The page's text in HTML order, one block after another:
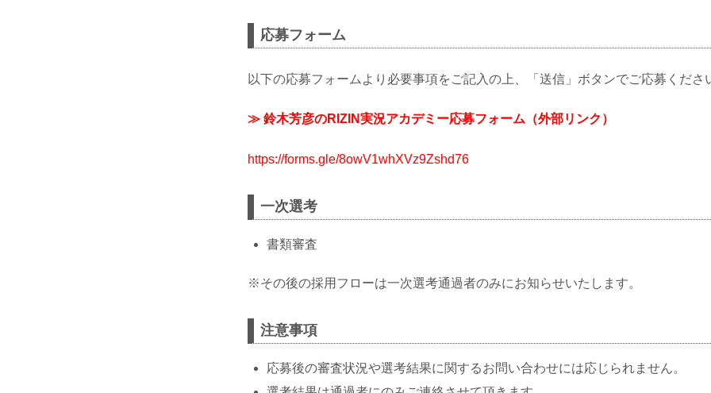
応募フォーム
以下の応募フォームより必要事項をご記入の上、「送信」ボタンでご応募くださ
≫ 鈴木芳彦のRIZIN実況アカデミー応募フォーム（外部リンク）
https://forms.gle/8owV1whXVz9Zshd76
一次選考
書類審査
※その後の採用フローは一次選考通過者のみにお知らせいたします。
注意事項
応募後の審査状況や選考結果に関するお問い合わせには応じられません。